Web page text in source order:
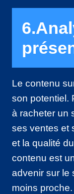
Le contenu
son potentiel.
à racheter un
ses ventes et
et la qualité
contenu est
advenir sur le
moins